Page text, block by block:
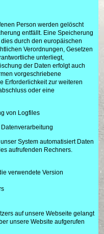
Person werden gelöscht
entfällt. Eine Speicherung
durch den europäischen
Verordnungen, Gesetzen
unterliegt,
der Daten erfolgt auch
vorgeschriebene
Erforderlichkeit zur weiteren
oder eine
von Logfiles
System automatisiert Daten
aufrufenden Rechners.
verwendete Version
auf unsere Webseite gelangt
unsere Website aufgerufen